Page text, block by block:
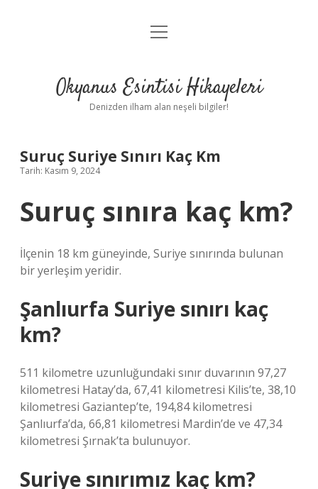
Anasayfa
Yasal Uyarı
menüyü
Okyanus Esintisi Hikayeleri
Denizden ilham alan neşeli bilgiler!
Suruç Suriye Sınırı Kaç Km
Tarih: Kasım 9, 2024
Suruç sınıra kaç km?
İlçenin 18 km güneyinde, Suriye sınırında bulunan
bir yerleşim yeridir.
Şanlıurfa Suriye sınırı kaç
km?
511 kilometre uzunluğundaki sınır duvarının 97,27
kilometresi Hatay’da, 67,41 kilometresi Kilis’te, 38,10
kilometresi Gaziantep’te, 194,84 kilometresi
Şanlıurfa’da, 66,81 kilometresi Mardin’de ve 47,34
kilometresi Şırnak’ta bulunuyor.
Suriye sınırımız kaç km?